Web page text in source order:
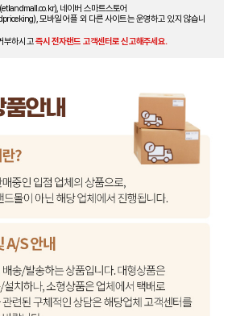
네이버 스마트스토어
모바일 어플 외 다른 사이트는 운영하고 있지 않습니
부하시고즉시 전자랜드 고객센터로 신고해주세요.